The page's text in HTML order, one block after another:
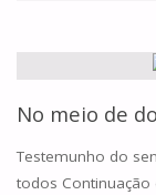
No meio de
Testemunho do
todos Continuação